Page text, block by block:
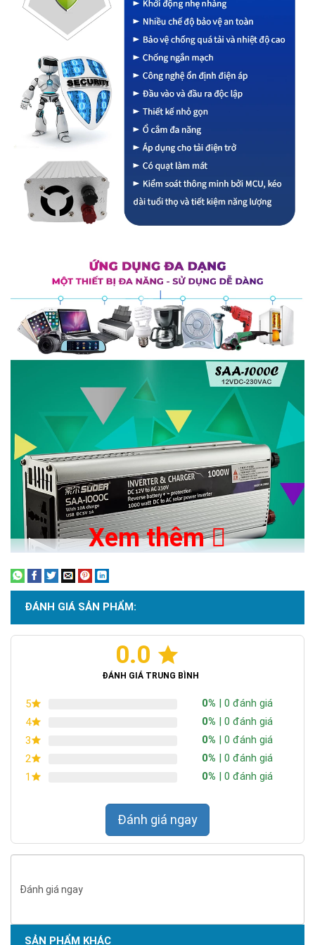
Xem thêm
ĐÁNH GIÁ SẢN PHẨM:
0.0
ĐÁNH GIÁ TRUNG BÌNH
5 0% | 0 đánh giá
4
0% | 0 đánh giá
3
0% | 0 đánh giá
2
0% | 0 đánh giá
1
0% | 0 đánh giá
Đánh giá ngay
Đánh giá ngay
SẢN PHẨM KHÁC